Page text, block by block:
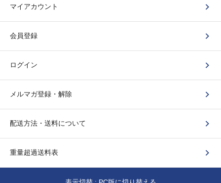
マイアカウント
会員登録
ログイン
メルマガ登録・解除
配送方法・送料について
重量超過送料表